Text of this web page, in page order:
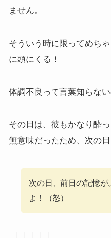
ません。
そういう時に限ってめち
に頭にくる！
体調不良って言葉知らない
その日は、彼もかなり酔
無意味だったため、次の日
次の日、前日の記憶が
よ！（怒）